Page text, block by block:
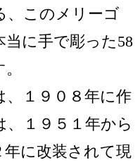
、このメリーゴ
に手で彫った58
１９０８年に作
１９５１年から
に改装されて現